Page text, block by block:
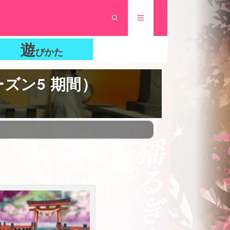
遊びかた
ン5 期間）